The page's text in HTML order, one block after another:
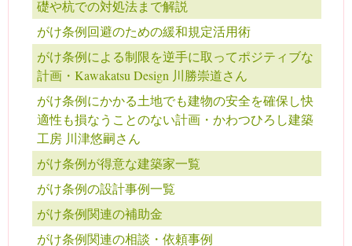
礎や杭での対処法まで解説
がけ条例回避のための緩和規定活用術
がけ条例による制限を逆手に取ってポジティブな
計画・Kawakatsu Design 川勝崇道さん
がけ条例にかかる土地でも建物の安全を確保し快
適性も損なうことのない計画・かわつひろし建築
工房 川津悠嗣さん
がけ条例が得意な建築家一覧
がけ条例の設計事例一覧
がけ条例関連の補助金
がけ条例関連の相談・依頼事例